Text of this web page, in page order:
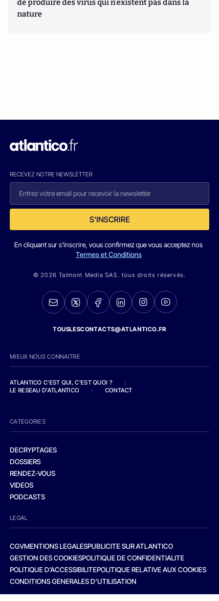
de produire des virus qui n’existent pas dans la
nature
RECEVEZ NOTRE NEWSLETTER
S'INSCRIRE
En cliquant sur s'inscrire, vous confirmez que vous acceptez nos
Termes et Conditions
© 2026 Talmont Media SAS. tous droits réservés.
TOUSLESCONTACTS@ATLANTICO.FR
MIEUX NOUS CONNAITRE
ATLANTICO C'EST QUI, C'EST QUOI ?
/
LE RESEAU D'ATLANTICO
/ CONTACT
CATEGORIES
DECRYPTAGES
DOSSIERS
RENDEZ-VOUS
VIDEOS
PODCASTS
LEGAL
CGVMENTIONS LEGALESPUBLICITE SUR ATLANTICO
GESTION DES COOKIESPOLITIQUE DE CONFIDENTIALITE
POLITIQUE D’ACCESSIBILITEPOLITIQUE RELATIVE AUX COOKIES
CONDITIONS GENERALES D’UTILISATION